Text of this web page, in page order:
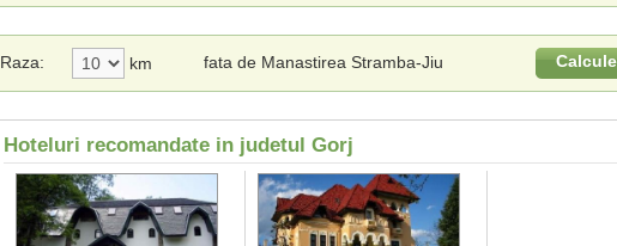
Raza: km fata de Manastirea Stramba-Jiu
Hoteluri recomandate in judetul Gorj